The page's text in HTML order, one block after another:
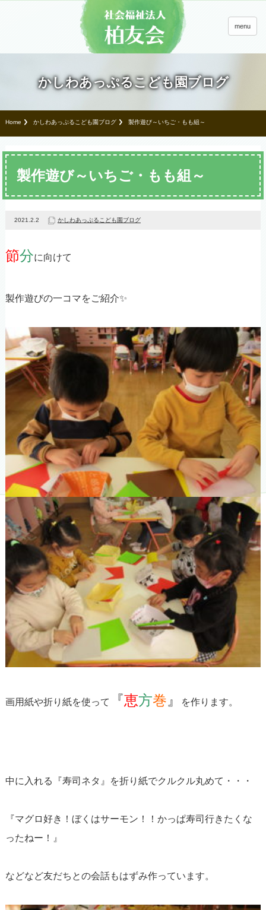
menu
かしわあっぷるこども園ブログ
Home かしわあっぷるこども園ブログ 製作遊び～いちご・もも組～
製作遊び～いちご・もも組～
2021.2.2 かしわあっぷるこども園ブログ
節分に向けて
製作遊びの一コマをご紹介✨
画用紙や折り紙を使って 『恵方巻 』 を作ります。
中に入れる『寿司ネタ』を折り紙でクルクル丸めて・・・
『マグロ好き！ぼくはサーモン！！かっぱ寿司行きたくな
ったねー！』
などなど友だちとの会話もはずみ作っています。